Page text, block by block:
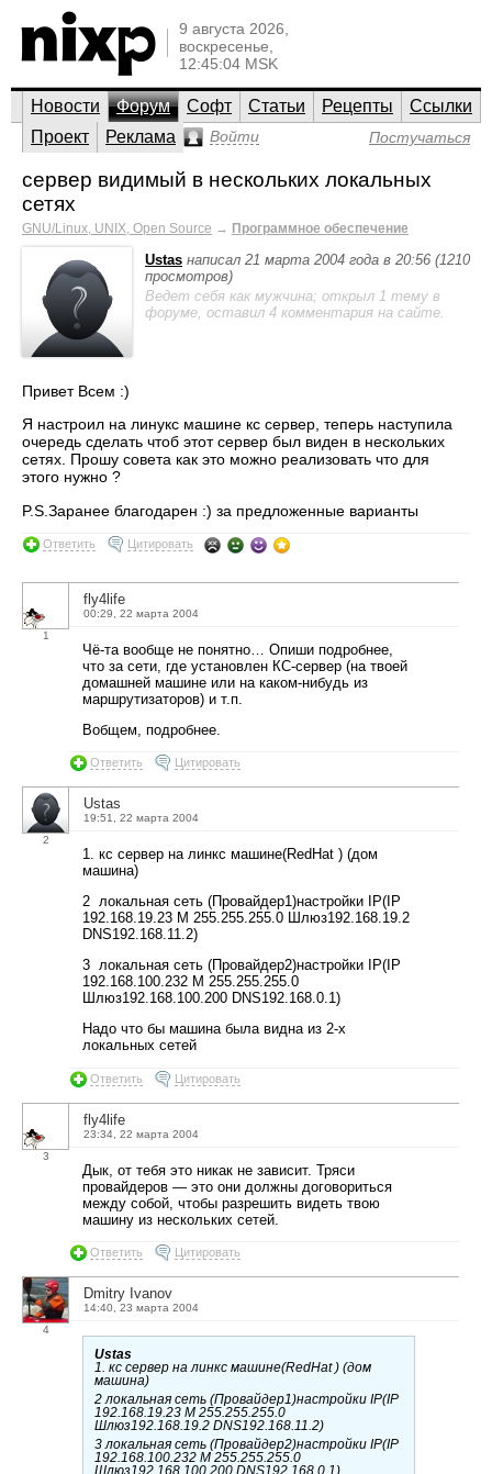
9 августа 2026,
воскресенье,
12:45:04 MSK
Новости Форум Софт Статьи Рецепты
Ссылки
Проект
Реклама Войти Постучаться
сервер видимый в нескольких локальных
сетях
GNU/Linux, UNIX, Open Source → Программное обеспечение
Ustas написал 21 марта 2004 года в 20:56 (1210
просмотров)
Ведет себя как мужчина; открыл 1 тему в
форуме, оставил 4 комментария на сайте.
Привет Всем :)
Я настроил на линукс машине кс сервер, теперь наступила
очередь сделать чтоб этот сервер был виден в нескольких
сетях. Прошу совета как это можно реализовать что для
этого нужно ?
P.S.Заранее благодарен :) за предложенные варианты
Ответить Цитировать
1
fly4life
00:29, 22 марта 2004
Чё-та вообще не понятно… Опиши подробнее,
что за сети, где установлен КС-сервер (на твоей
домашней машине или на каком-нибудь из
маршрутизаторов) и т.п.
Вобщем, подробнее.
Ответить Цитировать
2
Ustas
19:51, 22 марта 2004
1. кс сервер на линкс машине(RedHat ) (дом
машина)
2 локальная сеть (Провайдер1)настройки IP(IP
192.168.19.23 M 255.255.255.0 Шлюз192.168.19.2
DNS192.168.11.2)
3 локальная сеть (Провайдер2)настройки IP(IP
192.168.100.232 M 255.255.255.0
Шлюз192.168.100.200 DNS192.168.0.1)
Надо что бы машина была видна из 2-х
локальных сетей
Ответить Цитировать
3
fly4life
23:34, 22 марта 2004
Дык, от тебя это никак не зависит. Тряси
провайдеров — это они должны договориться
между собой, чтобы разрешить видеть твою
машину из нескольких сетей.
Ответить Цитировать
4
Dmitry Ivanov
14:40, 23 марта 2004
Ustas
1. кс сервер на линкс машине(RedHat ) (дом
машина)
2 локальная сеть (Провайдер1)настройки IP(IP
192.168.19.23 M 255.255.255.0
Шлюз192.168.19.2 DNS192.168.11.2)
3 локальная сеть (Провайдер2)настройки IP(IP
192.168.100.232 M 255.255.255.0
Шлюз192.168.100.200 DNS192.168.0.1)